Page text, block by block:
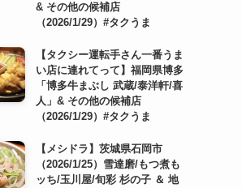
& その他の候補店
（2026/1/29）#タクうま
【タクシー運転手さん一番うま
い店に連れてって】福岡県博多
「博多牛まぶし 武蔵/泰洋軒/喜
人」& その他の候補店
（2026/1/29）#タクうま
【メシドラ】茨城県石岡市
（2026/1/25）雪達磨/もつ煮も
ッち/玉川屋/旬彩 杉の子 ＆ 地